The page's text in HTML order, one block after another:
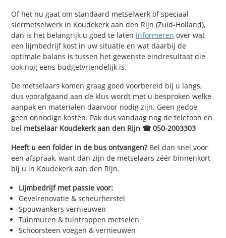
Of het nu gaat om standaard metselwerk of speciaal
siermetselwerk in Koudekerk aan den Rijn (Zuid-Holland),
dan is het belangrijk u goed te laten informeren over wat
een lijmbedrijf kost in uw situatie en wat daarbij de
optimale balans is tussen het gewenste eindresultaat die
ook nog eens budgetvriendelijk is.
De metselaars komen graag goed voorbereid bij u langs,
dus voorafgaand aan de klus wordt met u besproken welke
aanpak en materialen daarvoor nodig zijn. Geen gedoe,
geen onnodige kosten. Pak dus vandaag nog de telefoon en
bel metselaar Koudekerk aan den Rijn ☎ 050-2003303
Heeft u een folder in de bus ontvangen?Bel dan snel voor
een afspraak, want dan zijn de metselaars zéér binnenkort
bij u in Koudekerk aan den Rijn.
Lijmbedrijf met passie voor:
Gevelrenovatie & scheurherstel
Spouwankers vernieuwen
Tuinmuren & tuintrappen metselen
Schoorsteen voegen & vernieuwen